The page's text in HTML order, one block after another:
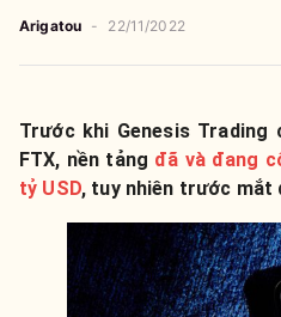
Arigatou - 22/11/2022
Trước khi Genesis
FTX, nền tảng đã và đang
tỷ USD, tuy nhiên trước mắt